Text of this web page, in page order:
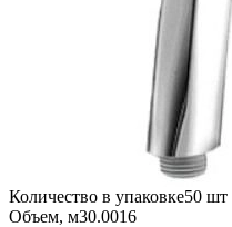
Количество в упаковке50 шт
Объем, м30.0016